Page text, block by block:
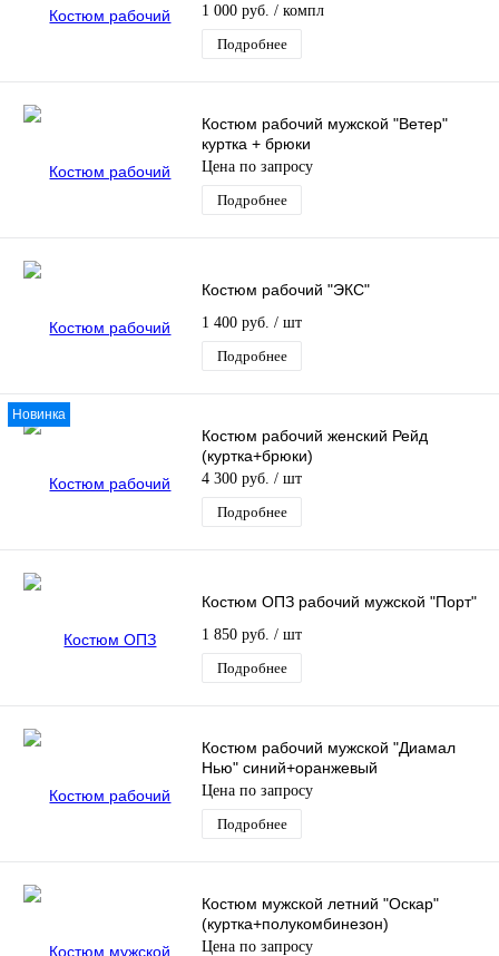
1 000 руб. / компл
Подробнее
Костюм рабочий мужской "Ветер"
куртка + брюки
Цена по запросу
Подробнее
Костюм рабочий "ЭКС"
1 400 руб. / шт
Подробнее
Новинка
Костюм рабочий женский Рейд
(куртка+брюки)
4 300 руб. / шт
Подробнее
Костюм ОПЗ рабочий мужской "Порт"
1 850 руб. / шт
Подробнее
Костюм рабочий мужской "Диамал
Нью" синий+оранжевый
Цена по запросу
Подробнее
Костюм мужской летний "Оскар"
(куртка+полукомбинезон)
Цена по запросу